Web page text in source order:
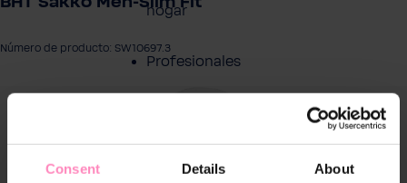
Consent Details About
hogar
Profesionales
Productos
Número de producto: SW10697.3
galería de imágenes